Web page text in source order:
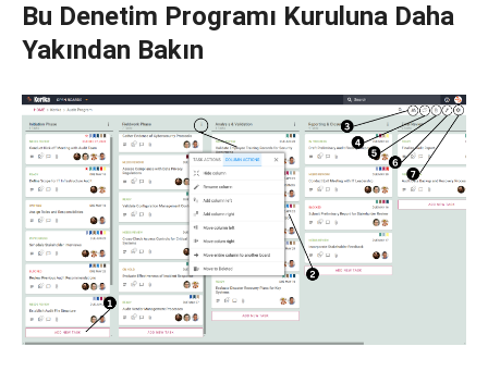
Bu Denetim Programı Kuruluna Daha
Yakından Bakın